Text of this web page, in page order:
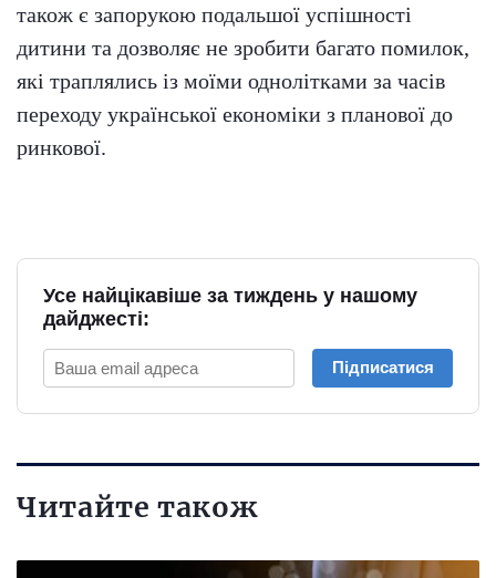
також є запорукою подальшої успішності
дитини та дозволяє не зробити багато помилок,
які траплялись із моїми однолітками за часів
переходу української економіки з планової до
ринкової.
Усе найцікавіше за тиждень у нашому
дайджесті:
Підписатися
Читайте також